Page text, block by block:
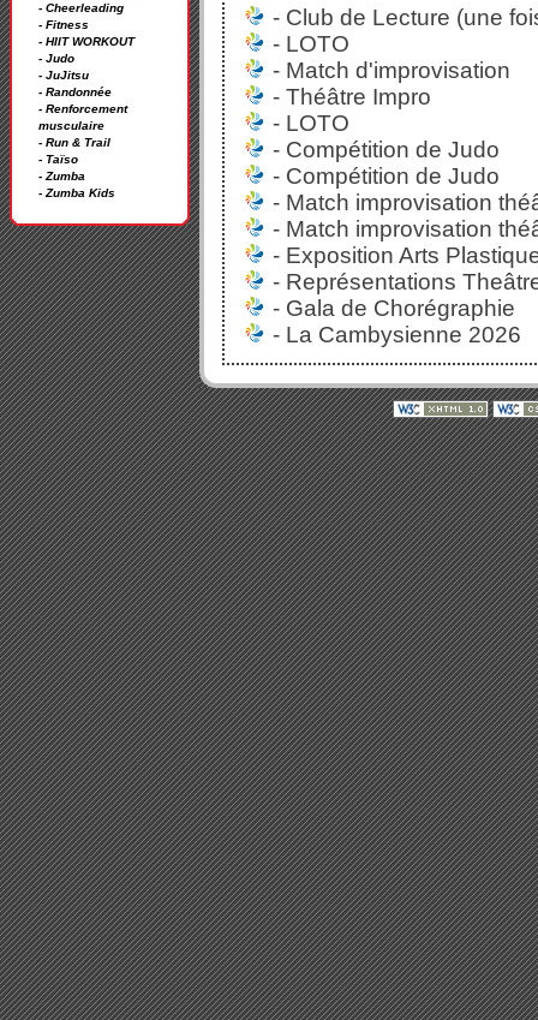
- Cheerleading
- Fitness
- HIIT WORKOUT
- Judo
- JuJitsu
- Randonnée
- Renforcement
musculaire
- Run & Trail
- Taïso
- Zumba
- Zumba Kids
- Club de Lecture (une
- LOTO
- Match d'improvisation
- Théâtre Impro
- LOTO
- Compétition de Judo
- Compétition de Judo
- Match improvisation
- Match improvisation
- Exposition Arts
- Représentations
- Gala de Chorégraphie
- La Cambysienne 2026